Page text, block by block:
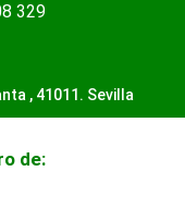
329
, 41011. Sevilla
de: